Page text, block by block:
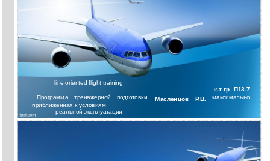
line oriented flight training
к-т гр. П13-7
Программа тренажерной подготовки,Масленцов Р.В. максимально
приближенная к условиям
реальной эксплуатации